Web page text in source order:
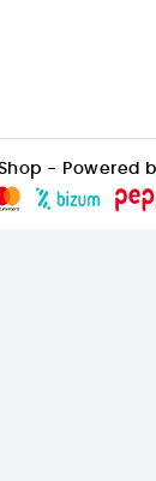
- Powered